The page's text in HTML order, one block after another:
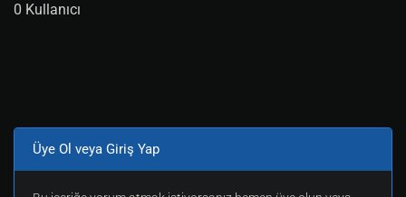
0 Kullanıcı
Üye Ol veya Giriş Yap